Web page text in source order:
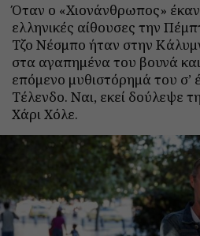
Όταν ο «Χιονάνθρωπος»
ελληνικές αίθουσες την
Τζο Νέσμπο ήταν στην
στα αγαπημένα του βουνά
επόμενο μυθιστόρημά του σ’
Τέλενδο. Ναι, εκεί δούλεψε
Χάρι Χόλε.